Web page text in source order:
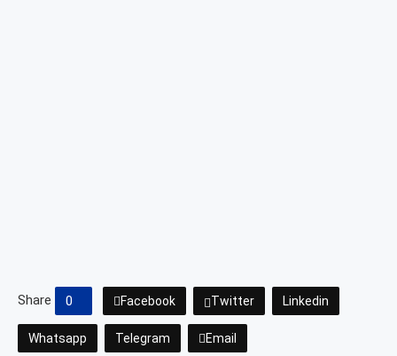
Share 0 Facebook Twitter Linkedin
Whatsapp Telegram Email